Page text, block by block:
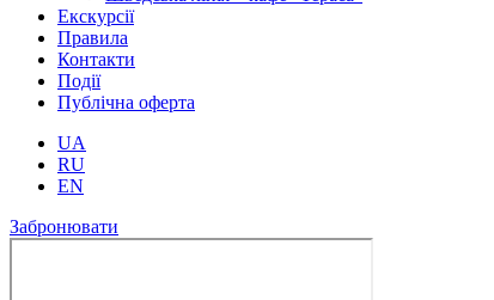
Екскурсії
Правила
Контакти
Події
Публічна оферта
UA
RU
EN
Забронювати